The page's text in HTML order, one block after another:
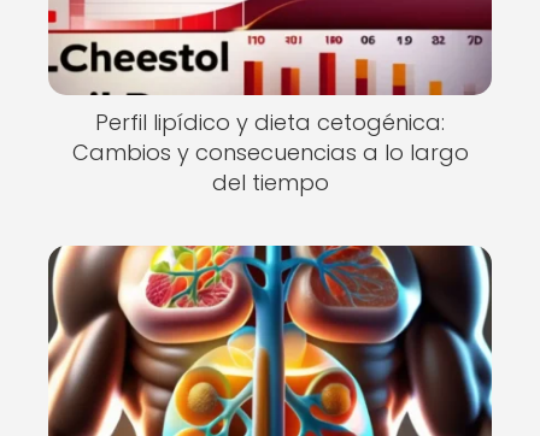
Perfil lipídico y dieta cetogénica:
Cambios y consecuencias a lo largo
del tiempo